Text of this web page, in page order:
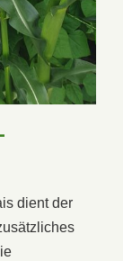
dient der